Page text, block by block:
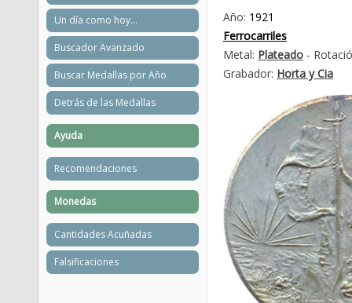
Año: 1921
Ferrocarriles
Metal: Plateado -
Grabador: Horta y Cia
Un día como hoy...
Buscador Avanzado
Buscar Medallas por Año
Detrás de las Medallas
Ayuda
Recomendaciones
Monedas
Cantidades Acuñadas
Falsificaciones